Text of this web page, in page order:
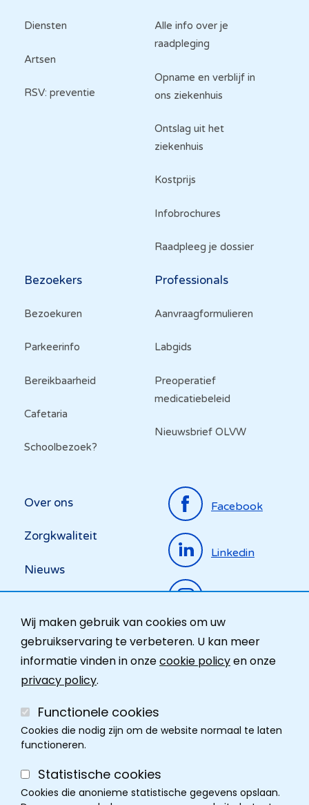
Wij maken gebruik van cookies om uw
gebruikservaring te verbeteren. U kan meer
informatie vinden in onzecookie policyen onze
privacy policy.
Functionele cookies
Cookies die nodig zijn om de website normaal te laten
functioneren.
Statistische cookies
Cookies die anonieme statistische gegevens opslaan.
Diensten
Artsen
RSV: preventie
Alle info over je
raadpleging
Opname en verblijf in
ons ziekenhuis
Ontslag uit het
ziekenhuis
Kostprijs
Infobrochures
Raadpleeg je dossier
Bezoekers
Bezoekuren
Parkeerinfo
Bereikbaarheid
Cafetaria
Schoolbezoek?
Professionals
Aanvraagformulieren
Labgids
Preoperatief
medicatiebeleid
Nieuwsbrief OLVW
Top
menu
Over ons
Zorgkwaliteit
Nieuws
Ombudsdienst
Contact
Facebook
Linkedin
Instagram